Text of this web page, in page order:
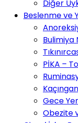
Diğer
Beslenme ve
Bulimiya
PİKA –
Gece
Obezite